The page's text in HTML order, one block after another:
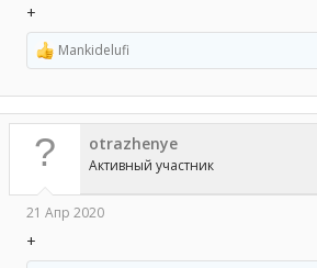
+
Р
е
а
к
ц
и
и
Mankidelufi
otrazhenye
Активный участник
21 Апр 2020
+